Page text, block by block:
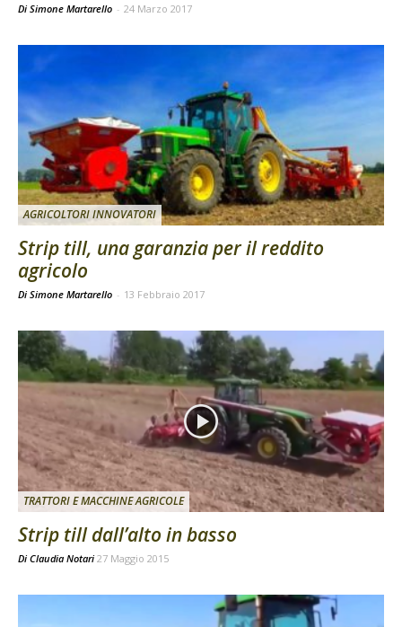
Di Simone Martarello - 24 Marzo 2017
AGRICOLTORI INNOVATORI
Strip till, una garanzia per il reddito
agricolo
Di Simone Martarello - 13 Febbraio 2017
TRATTORI E MACCHINE AGRICOLE
Strip till dall’alto in basso
Di Claudia Notari 27 Maggio 2015